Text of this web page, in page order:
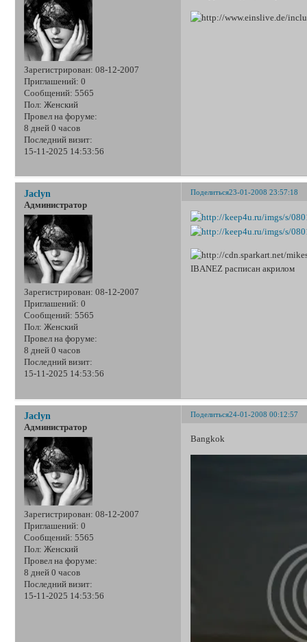
Зарегистрирован: 08-12-2007
Приглашений: 0
Сообщений: 5565
Пол: Женский
Провел на форуме:
8 дней 0 часов
Последний визит:
15-11-2025 14:53:56
Поделиться23-01-2008 23:57:18
Jaclyn
Администратор
Зарегистрирован: 08-12-2007
Приглашений: 0
Сообщений: 5565
Пол: Женский
Провел на форуме:
8 дней 0 часов
Последний визит:
15-11-2025 14:53:56
IBANEZ расписан акрилом
Поделиться24-01-2008 00:12:57
Jaclyn
Администратор
Зарегистрирован: 08-12-2007
Приглашений: 0
Сообщений: 5565
Пол: Женский
Провел на форуме:
8 дней 0 часов
Последний визит:
15-11-2025 14:53:56
Bangkok